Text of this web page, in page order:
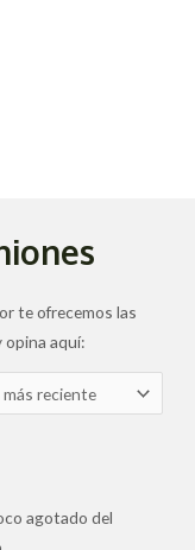
te ofrecemos las
opina aquí:
agotado del